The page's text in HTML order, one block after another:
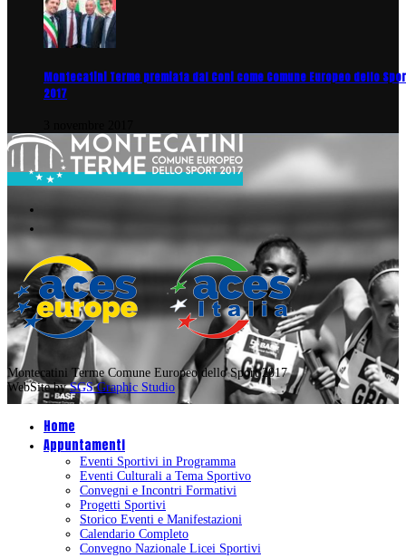
Montecatini Terme premiata dal Coni come Comune Europeo dello
2017
Montecatini Terme Comune Europeo dello Sport 2017
WebSite bySGS Graphic Studio
Home
Appuntamenti
Eventi Sportivi in Programma
Eventi Culturali a Tema Sportivo
Convegni e Incontri Formativi
Progetti Sportivi
Storico Eventi e Manifestazioni
Calendario Completo
Convegno Nazionale Licei Sportivi